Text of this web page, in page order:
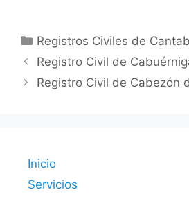
Categorías
Registros Civiles de
Registro Civil de
Registro Civil de Cabezón
Inicio
Servicios